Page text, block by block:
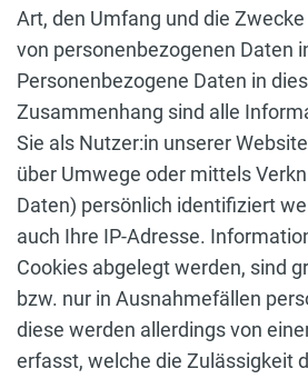
Art, den Umfang und die
von personenbezogenen Daten
Personenbezogene Daten in
Zusammenhang sind alle
Sie als Nutzer:in unserer
über Umwege oder mittels
Daten) persönlich identifiziert
auch Ihre IP-Adresse.
Cookies abgelegt werden, sind
bzw. nur in Ausnahmefällen
diese werden allerdings von
erfasst, welche die Zulässigkeit